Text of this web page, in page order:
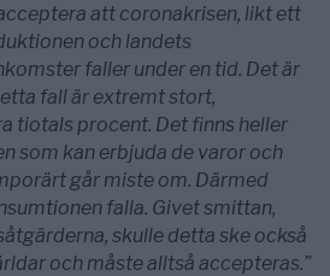
att corona­krisen, likt ett
och landets
faller under en tid. Det är
fall är extremt stort,
tiotals procent. Det finns heller
som kan erbjuda de varor och
går miste om. Därmed
falla. Givet smittan,
skulle detta ske också
och måste alltså accepteras.”